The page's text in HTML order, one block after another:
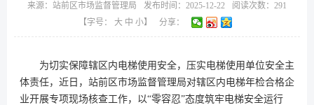
来源： 站前区市场监督管理局 发布时间：2025-12-22 阅读次数： 291
【字号： 大 中 小】 分享：
为切实保障辖区内电梯使用安全，压实电梯使用单位安全主
体责任，近日，站前区市场监督管理局对辖区内电梯年检合格企
业开展专项现场核查工作，以“零容忍”态度筑牢电梯安全运行